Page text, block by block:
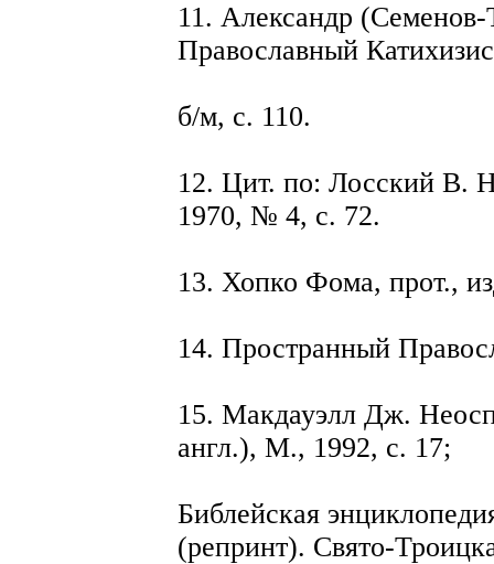
11. Александр
Православный
б/м, с. 110.
12. Цит. по: Лосский В.
1970, № 4, с. 72.
13. Хопко Фома, прот.,
14. Пространный
15. Макдауэлл Дж.
англ.), М., 1992, с. 17;
Библейская
(репринт). Свято-